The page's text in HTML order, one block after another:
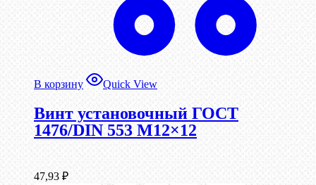
В корзину Quick View
Винт установочный ГОСТ
1476/DIN 553 М12×12
47,93 ₽